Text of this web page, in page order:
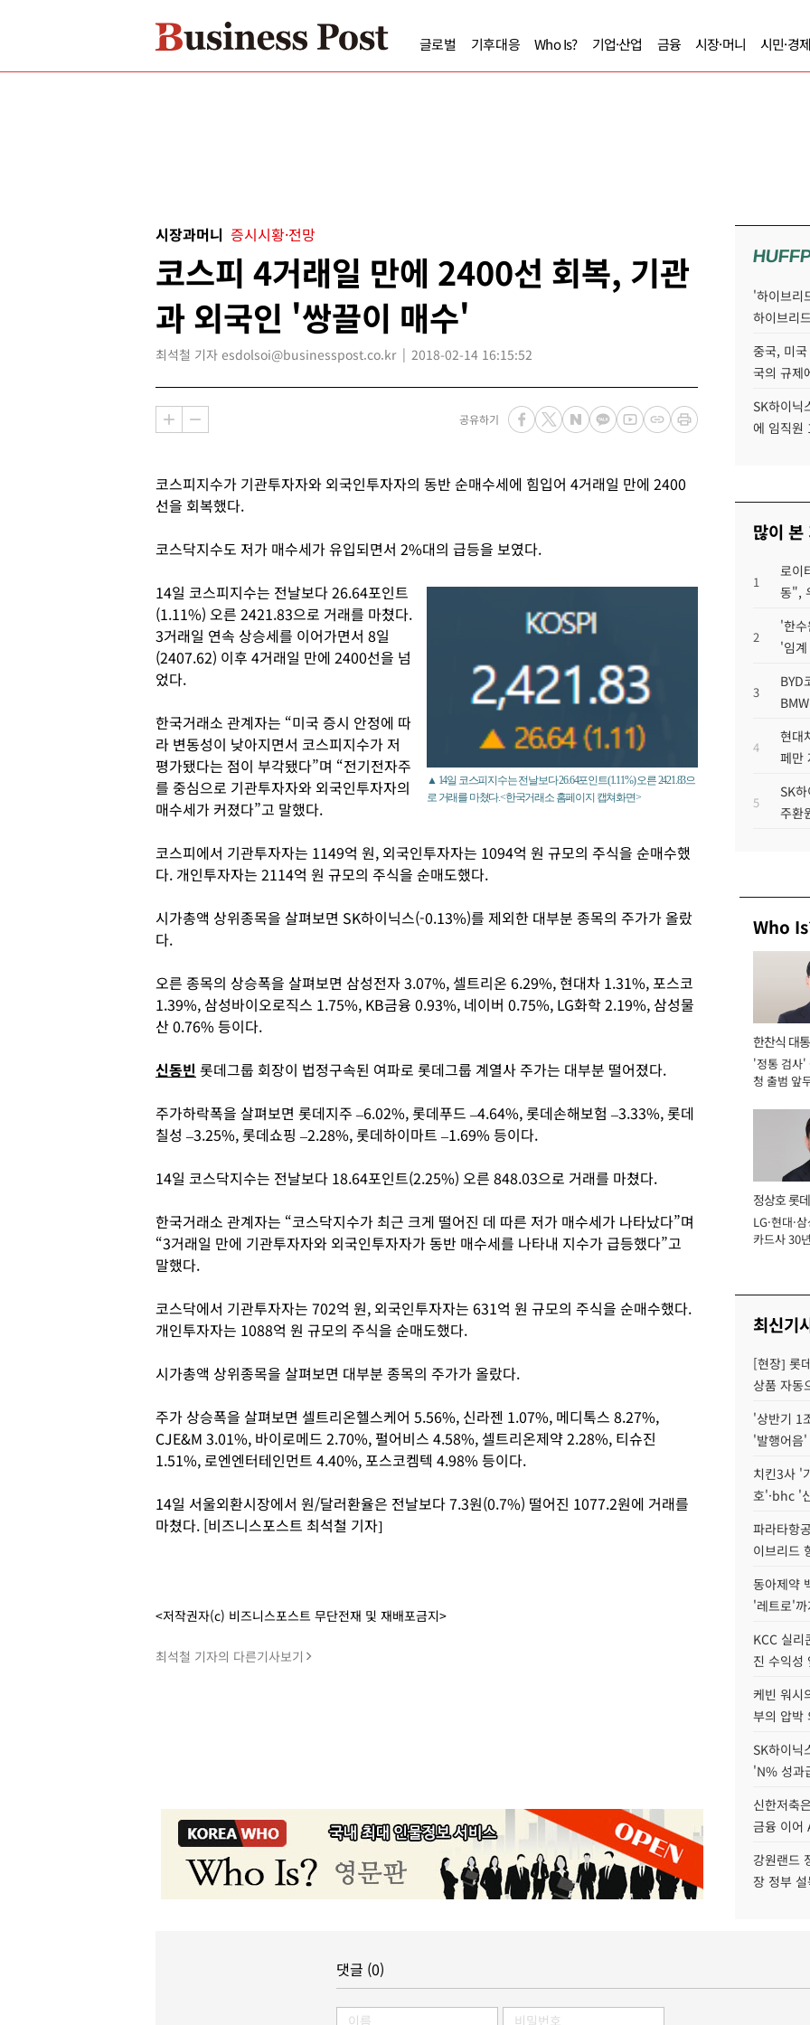
글로벌 기후대응 Who Is? 기업·산업 금융 시장·머니 시민·경
시장과머니 증시시황·전망
코스피 4거래일 만에 2400선 회복, 기관
과 외국인 '쌍끌이 매수'
최석철 기자 esdolsoi@businesspost.co.kr 2018-02-14 16:15:52
공유하기
코스피지수가 기관투자자와 외국인투자자의 동반 순매수세에 힘입어 4거래일 만에 2400
선을 회복했다.
코스닥지수도 저가 매수세가 유입되면서 2%대의 급등을 보였다.
▲ 14일 코스피지수는 전날보다 26.64포인트(1.11%) 오른 2421.83으
로 거래를 마쳤다.<한국거래소 홈페이지 캡쳐화면>
14일 코스피지수는 전날보다 26.64포인트
(1.11%) 오른 2421.83으로 거래를 마쳤다.
3거래일 연속 상승세를 이어가면서 8일
(2407.62) 이후 4거래일 만에 2400선을 넘
었다.
한국거래소 관계자는 “미국 증시 안정에 따
라 변동성이 낮아지면서 코스피지수가 저
평가됐다는 점이 부각됐다”며 “전기전자주
를 중심으로 기관투자자와 외국인투자자의
매수세가 커졌다”고 말했다.
코스피에서 기관투자자는 1149억 원, 외국인투자자는 1094억 원 규모의 주식을 순매수했
다. 개인투자자는 2114억 원 규모의 주식을 순매도했다.
시가총액 상위종목을 살펴보면 SK하이닉스(-0.13%)를 제외한 대부분 종목의 주가가 올랐
다.
오른 종목의 상승폭을 살펴보면 삼성전자 3.07%, 셀트리온 6.29%, 현대차 1.31%, 포스코
1.39%, 삼성바이오로직스 1.75%, KB금융 0.93%, 네이버 0.75%, LG화학 2.19%, 삼성물
산 0.76% 등이다.
신동빈 롯데그룹 회장이 법정구속된 여파로 롯데그룹 계열사 주가는 대부분 떨어졌다.
주가하락폭을 살펴보면 롯데지주 –6.02%, 롯데푸드 –4.64%, 롯데손해보험 –3.33%, 롯데
칠성 –3.25%, 롯데쇼핑 –2.28%, 롯데하이마트 –1.69% 등이다.
14일 코스닥지수는 전날보다 18.64포인트(2.25%) 오른 848.03으로 거래를 마쳤다.
한국거래소 관계자는 “코스닥지수가 최근 크게 떨어진 데 따른 저가 매수세가 나타났다”며
“3거래일 만에 기관투자자와 외국인투자자가 동반 매수세를 나타내 지수가 급등했다”고
말했다.
코스닥에서 기관투자자는 702억 원, 외국인투자자는 631억 원 규모의 주식을 순매수했다.
개인투자자는 1088억 원 규모의 주식을 순매도했다.
시가총액 상위종목을 살펴보면 대부분 종목의 주가가 올랐다.
주가 상승폭을 살펴보면 셀트리온헬스케어 5.56%, 신라젠 1.07%, 메디톡스 8.27%,
CJE&M 3.01%, 바이로메드 2.70%, 펄어비스 4.58%, 셀트리온제약 2.28%, 티슈진
1.51%, 로엔엔터테인먼트 4.40%, 포스코켐텍 4.98% 등이다.
14일 서울외환시장에서 원/달러환율은 전날보다 7.3원(0.7%) 떨어진 1077.2원에 거래를
마쳤다. [비즈니스포스트 최석철 기자]
<저작권자(c) 비즈니스포스트 무단전재 및 재배포금지>
최석철 기자의 다른기사보기
'하이브리
하이브리
중국, 미
국의 규제
SK하이닉
에 임직원
많이 본
1
로이
동",
2
'한
'임
3
BYD
4
현대
페만
5
SK
주환
Who
한찬식 대
서관
'정통 검사'
청 출범 앞
정상호 롯
장
LG·현대·
카드사 30
최신기
[현장] 롯
상품 자동
'상반기 1
'발행어음
치킨3사 '
호'·bhc '
파라타항
이브리드
동아제약
'레트로'
KCC 실리
진 수익성
케빈 워시
부의 압박
SK하이닉
'N% 성과
신한저축
금융 이어
강원랜드
장 정부
댓글 (0)